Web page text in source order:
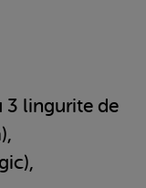
lingurite de